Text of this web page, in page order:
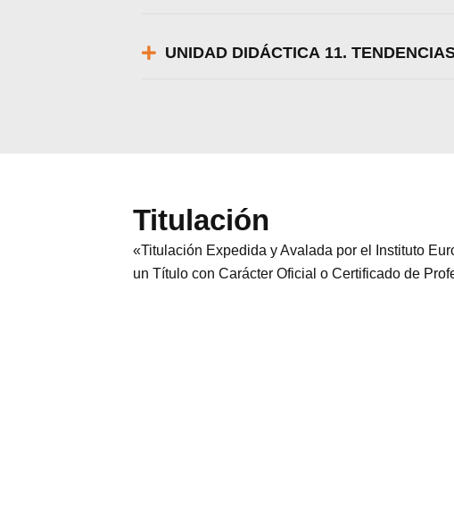
UNIDAD DIDÁCTICA 11.
Titulación
«Titulación Expedida y Avalada por el Instituto
un Título con Carácter Oficial o Certificado de